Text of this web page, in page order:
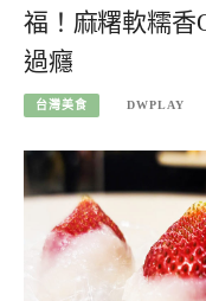
福！麻糬軟糯香
過癮
台灣美食 DWPLAY